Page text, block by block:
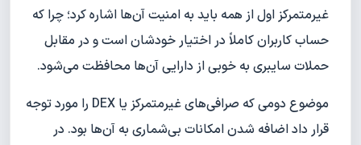
غیرمتمرکز اول از همه باید به امنیت آن‌ها اشاره کرد؛ چرا که
حساب کاربران کاملاً در اختیار خودشان است و در مقابل
حملات سایبری به خوبی از دارایی آن‌ها محافظت می‌شود.
موضوع دومی که صرافی‌های غیرمتمرکز یا DEX را مورد توجه
قرار داد اضافه شدن امکانات بی‌شماری به آن‌ها بود. در